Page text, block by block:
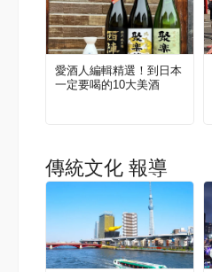
愛酒人編輯精選！到日本
一定要喝的10大美酒
傳統文化 報導